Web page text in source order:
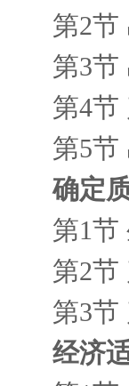
第2节
第3节
第4节
第5节
确定
第1节
第2节
第3节
经济